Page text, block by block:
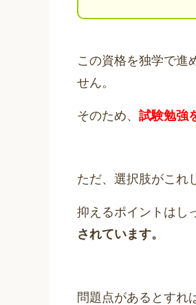
この資格を独学で進
せん。
そのため、 試験勉強
ただ、選択肢がこれ
抑えるポイントはし
されています。
問題点があるとすれ